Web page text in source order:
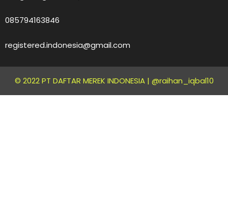
085794163846
registered.indonesia@gmail.com
© 2022 PT DAFTAR MEREK INDONESIA | @raihan_iqbal10